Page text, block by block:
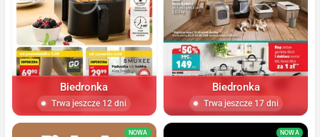
Biedronka
Trwa jeszcze 12 dni
Biedronka
Trwa jeszcze 17 dni
NOWA NOWA